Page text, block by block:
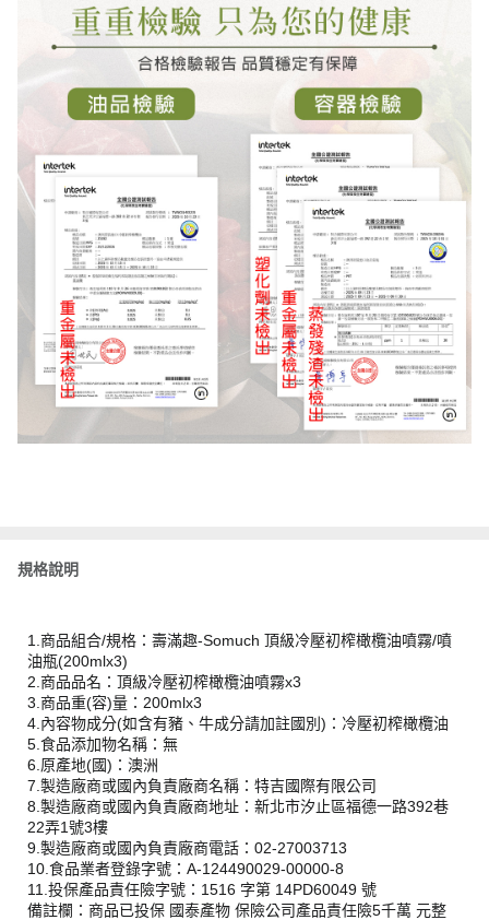
規格說明
1.商品組合/規格：壽滿趣-Somuch 頂級冷壓初榨橄欖油噴霧/噴
油瓶(200mlx3)
2.商品品名：頂級冷壓初榨橄欖油噴霧x3
3.商品重(容)量：200mlx3
4.內容物成分(如含有豬、牛成分請加註國別)：冷壓初榨橄欖油
5.食品添加物名稱：無
6.原產地(國)：澳洲
7.製造廠商或國內負責廠商名稱：特吉國際有限公司
8.製造廠商或國內負責廠商地址：新北市汐止區福德一路392巷
22弄1號3樓
9.製造廠商或國內負責廠商電話：02-27003713
10.食品業者登錄字號：A-124490029-00000-8
11.投保產品責任險字號：1516 字第 14PD60049 號
備註欄：商品已投保 國泰產物 保險公司產品責任險5千萬 元整